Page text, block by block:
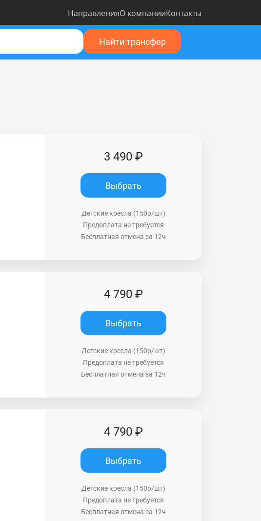
НаправленияО компанииКонтакты
Найти трансфер
3 490 ₽
Выбрать
Детские кресла (150р/шт)
Предоплата не требуется
Бесплатная отмена за 12ч
4 790 ₽
Выбрать
Детские кресла (150р/шт)
Предоплата не требуется
Бесплатная отмена за 12ч
4 790 ₽
Выбрать
Детские кресла (150р/шт)
Предоплата не требуется
Бесплатная отмена за 12ч